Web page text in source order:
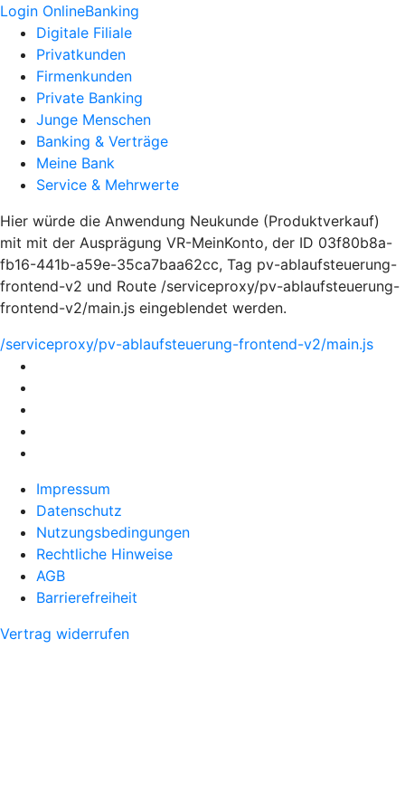
Login OnlineBanking
Digitale Filiale
Privatkunden
Firmenkunden
Private Banking
Junge Menschen
Banking & Verträge
Meine Bank
Service & Mehrwerte
Hier würde die Anwendung Neukunde (Produktverkauf)
mit mit der Ausprägung VR-MeinKonto, der ID 03f80b8a-
fb16-441b-a59e-35ca7baa62cc, Tag pv-ablaufsteuerung-
frontend-v2 und Route /serviceproxy/pv-ablaufsteuerung-
frontend-v2/main.js eingeblendet werden.
/serviceproxy/pv-ablaufsteuerung-frontend-v2/main.js
Impressum
Datenschutz
Nutzungsbedingungen
Rechtliche Hinweise
AGB
Barrierefreiheit
Vertrag widerrufen